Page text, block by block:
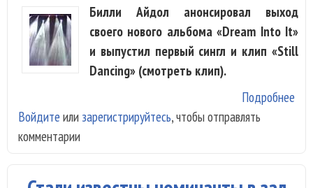
Билли Айдол анонсировал выход
своего нового альбома «Dream Into It»
и выпустил первый сингл и клип «Still
Dancing» (смотреть клип).
Подробнее
Войдите или зарегистрируйтесь, чтобы отправлять
комментарии